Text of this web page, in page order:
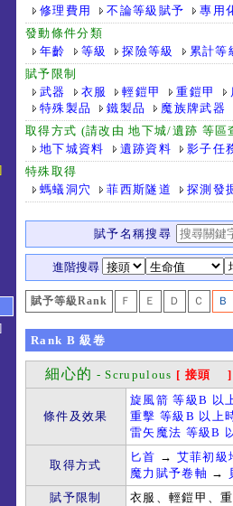
修理費用
不論等級賦予
專用
發動條件分類
年齡
等級 探險等級
累計等
賦予限制
武器
衣服 輕鎧甲 重鎧甲
特殊製品
鐵製品
魔族牌武器
取得方式 (請改由 地下城/遺跡 等區
地下城資料
遺跡資料
影子任
特殊取得
螞蟻洞穴
菲西斯隧道 探測發
賦予名稱搜尋
進階搜尋
賦予等級Rank Ｆ Ｅ Ｄ Ｃ Ｂ
Rank B 級卷
細心的 - Scrupulous [ 接頭 ]
條件及效果
旋風箭 等級B 以
重擊 等級B 以上
雷矢魔法 等級B
取得方式
匕首 → 艾菲初級
魔力賦予卷軸 →
賦予限制
衣服、輕鎧甲、